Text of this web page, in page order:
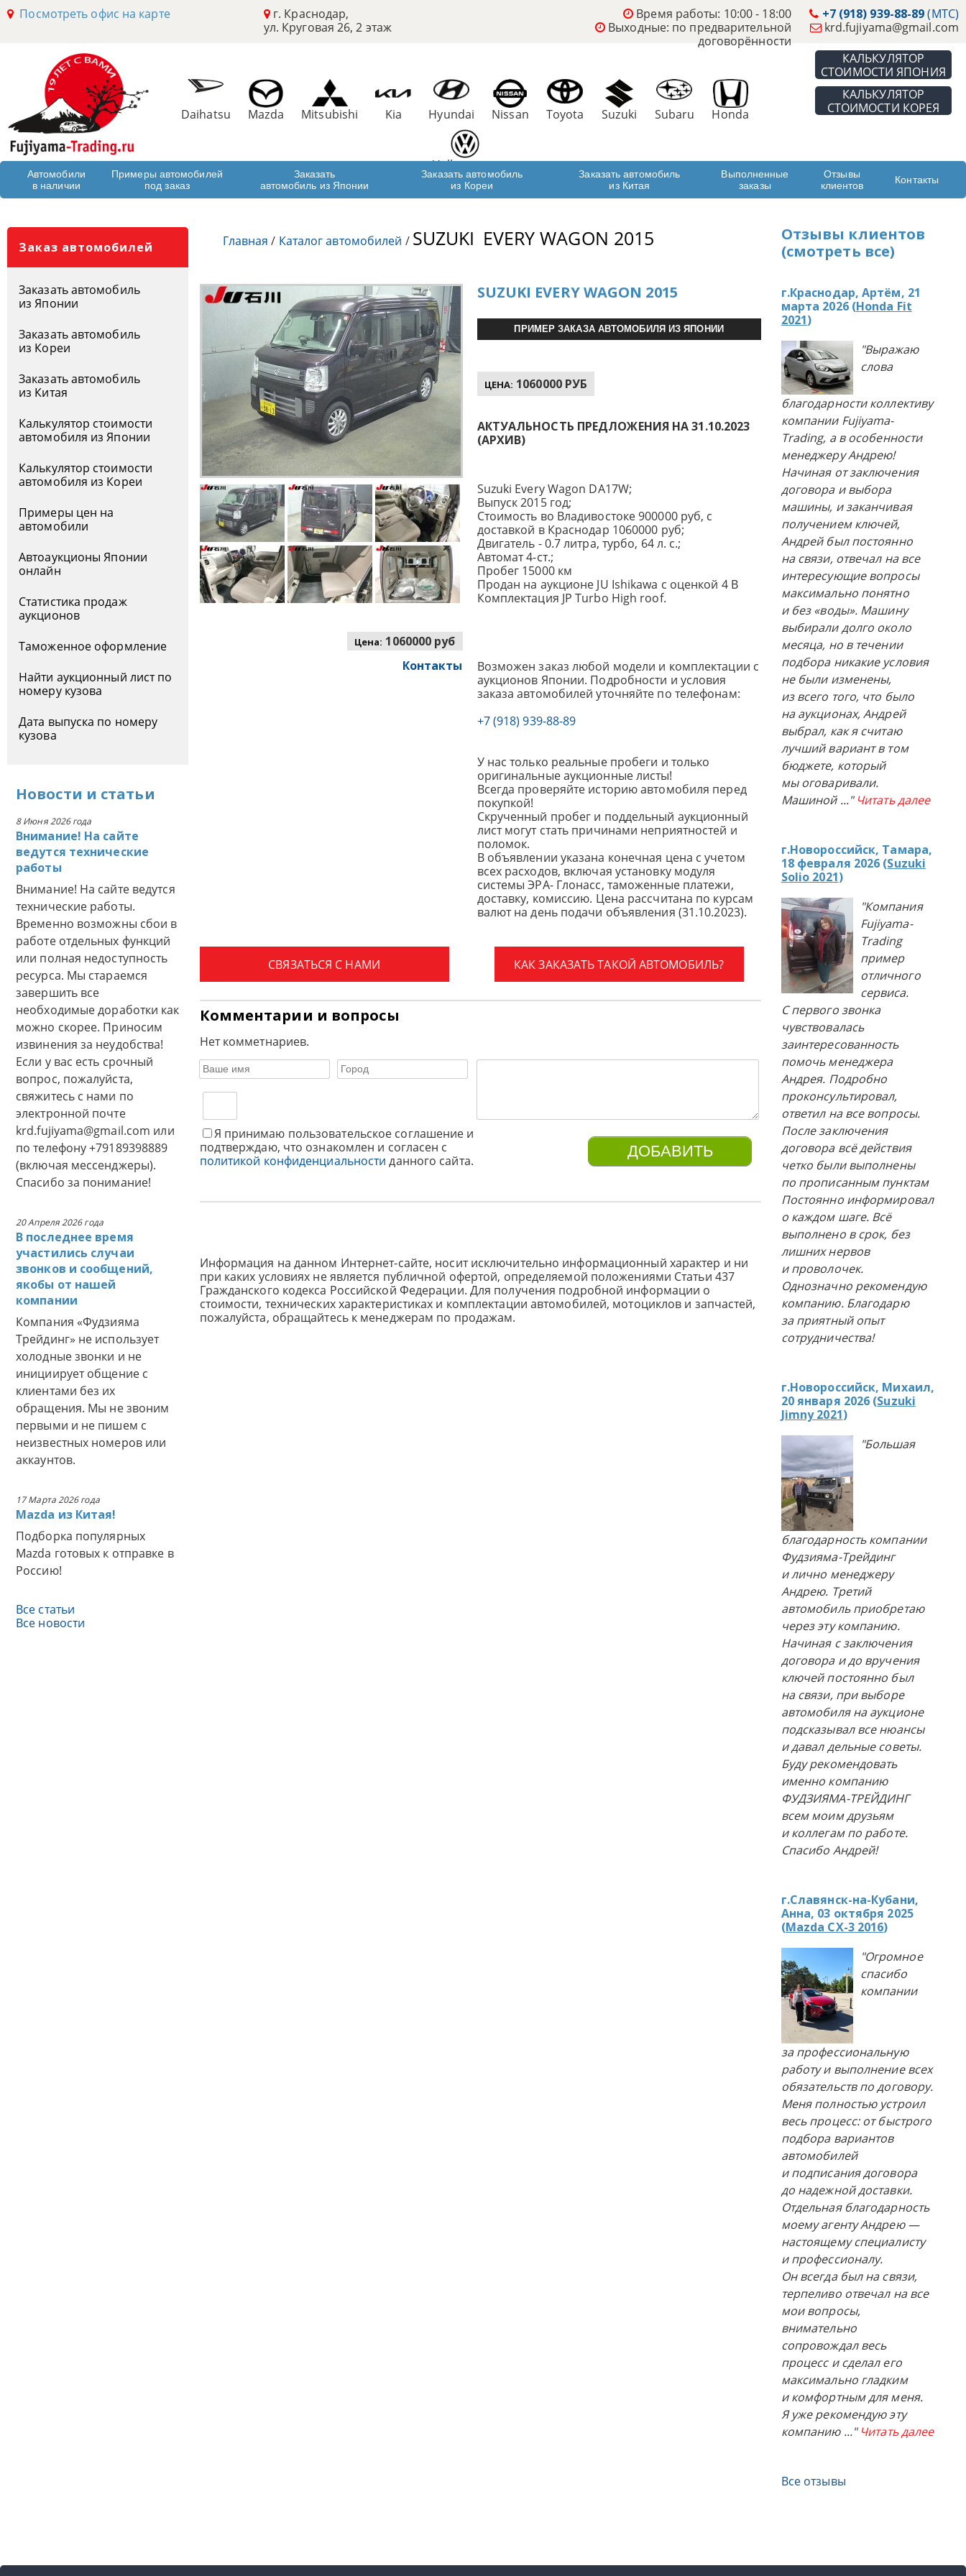
Посмотреть офис на карте
г. Краснодар,
ул. Круговая 26, 2 этаж
+7 (918) 939-88-89(МТС)
krd.fujiyama@gmail.com
Время работы: 10:00 - 18:00
Выходные: по предварительной
договорённости
КАЛЬКУЛЯТОР
СТОИМОСТИ ЯПОНИЯ
КАЛЬКУЛЯТОР
СТОИМОСТИ КОРЕЯ
Daihatsu Mazda Mitsubishi Kia Hyundai Nissan Toyota Suzuki Subaru Honda
Volkswagen
Автомобили
в наличии
Примеры автомобилей
под заказ
Заказать
автомобиль из Японии
Заказать автомобиль
из Кореи
Заказать автомобиль
из Китая
Выполненные
заказы
Отзывы
клиентов
Контакты
Заказ автомобилей
Заказать автомобиль
из Японии
Заказать автомобиль
из Кореи
Заказать автомобиль
из Китая
Калькулятор стоимости
автомобиля из Японии
Калькулятор стоимости
автомобиля из Кореи
Примеры цен на
автомобили
Автоаукционы Японии
онлайн
Статистика продаж
аукционов
Таможенное оформление
Найти аукционный лист по
номеру кузова
Дата выпуска по номеру
кузова
Новости и статьи
8 Июня 2026 года
Внимание! На сайте
ведутся технические
работы
Внимание! На сайте ведутся
технические работы.
Временно возможны сбои в
работе отдельных функций
или полная недоступность
ресурса. Мы стараемся
завершить все
необходимые доработки как
можно скорее. Приносим
извинения за неудобства!
Если у вас есть срочный
вопрос, пожалуйста,
свяжитесь с нами по
электронной почте
krd.fujiyama@gmail.com или
по телефону +79189398889
(включая мессенджеры).
Спасибо за понимание!
20 Апреля 2026 года
В последнее время
участились случаи
звонков и сообщений,
якобы от нашей
компании
Компания «Фудзияма
Трейдинг» не использует
холодные звонки и не
инициирует общение с
клиентами без их
обращения. Мы не звоним
первыми и не пишем с
неизвестных номеров или
аккаунтов.
17 Марта 2026 года
Mazda из Китая!
Подборка популярных
Mazda готовых к отправке в
Россию!
Все статьи
Все новости
Главная / Каталог автомобилей / SUZUKI EVERY WAGON 2015
Цена: 1060000 руб
Контакты
SUZUKI EVERY WAGON 2015
ПРИМЕР ЗАКАЗА АВТОМОБИЛЯ ИЗ ЯПОНИИ
ЦЕНА: 1060000 РУБ
АКТУАЛЬНОСТЬ ПРЕДЛОЖЕНИЯ НА 31.10.2023
(АРХИВ)
Suzuki Every Wagon DA17W;
Выпуск 2015 год;
Стоимость во Владивостоке 900000 руб, с
доставкой в Краснодар 1060000 руб;
Двигатель - 0.7 литра, турбо, 64 л. с.;
Автомат 4-ст.;
Пробег 15000 км
Продан на аукционе JU Ishikawa с оценкой 4 B
Комплектация JP Turbo High roof.
Возможен заказ любой модели и комплектации с
аукционов Японии. Подробности и условия
заказа автомобилей уточняйте по телефонам:
+7 (918) 939-88-89
У нас только реальные пробеги и только
оригинальные аукционные листы!
Всегда проверяйте историю автомобиля перед
покупкой!
Скрученный пробег и поддельный аукционный
лист могут стать причинами неприятностей и
поломок.
В объявлении указана конечная цена с учетом
всех расходов, включая установку модуля
системы ЭРА- Глонасс, таможенные платежи,
доставку, комиссию. Цена рассчитана по курсам
валют на день подачи объявления (31.10.2023).
КАК ЗАКАЗАТЬ ТАКОЙ АВТОМОБИЛЬ?
СВЯЗАТЬСЯ С НАМИ
Комментарии и вопросы
Нет комметнариев.
Я принимаю пользовательское соглашение и
подтверждаю, что ознакомлен и согласен с
политикой конфиденциальности данного сайта.
Информация на данном Интернет-сайте, носит исключительно информационный характер и ни
при каких условиях не является публичной офертой, определяемой положениями Статьи 437
Гражданского кодекса Российской Федерации. Для получения подробной информации о
стоимости, технических характеристиках и комплектации автомобилей, мотоциклов и запчастей,
пожалуйста, обращайтесь к менеджерам по продажам.
Отзывы клиентов
(смотреть все)
г.Краснодар, Артём, 21
марта 2026 (Honda Fit
2021)
"Выражаю
слова
благодарности коллективу
компании Fujiyama-
Trading, а в особенности
менеджеру Андрею!
Начиная от заключения
договора и выбора
машины, и заканчивая
получением ключей,
Андрей был постоянно
на связи, отвечал на все
интересующие вопросы
максимально понятно
и без «воды». Машину
выбирали долго около
месяца, но в течении
подбора никакие условия
не были изменены,
из всего того, что было
на аукционах, Андрей
выбрал, как я считаю
лучший вариант в том
бюджете, который
мы оговаривали.
Машиной ..." Читать далее
г.Новороссийск, Тамара,
18 февраля 2026 (Suzuki
Solio 2021)
"Компания
Fujiyama-
Trading
пример
отличного
сервиса.
С первого звонка
чувствовалась
заинтересованность
помочь менеджера
Андрея. Подробно
проконсультировал,
ответил на все вопросы.
После заключения
договора всё действия
четко были выполнены
по прописанным пунктам
Постоянно информировал
о каждом шаге. Всё
выполнено в срок, без
лишних нервов
и проволочек.
Однозначно рекомендую
компанию. Благодарю
за приятный опыт
сотрудничества!
г.Новороссийск, Михаил,
20 января 2026 (Suzuki
Jimny 2021)
"Большая
благодарность компании
Фудзияма-Трейдинг
и лично менеджеру
Андрею. Третий
автомобиль приобретаю
через эту компанию.
Начиная с заключения
договора и до вручения
ключей постоянно был
на связи, при выборе
автомобиля на аукционе
подсказывал все нюансы
и давал дельные советы.
Буду рекомендовать
именно компанию
ФУДЗИЯМА-ТРЕЙДИНГ
всем моим друзьям
и коллегам по работе.
Спасибо Андрей!
г.Славянск-на-Кубани,
Анна, 03 октября 2025
(Mazda CX-3 2016)
"Огромное
спасибо
компании
за профессиональную
работу и выполнение всех
обязательств по договору.
Меня полностью устроил
весь процесс: от быстрого
подбора вариантов
автомобилей
и подписания договора
до надежной доставки.
Отдельная благодарность
моему агенту Андрею —
настоящему специалисту
и профессионалу.
Он всегда был на связи,
терпеливо отвечал на все
мои вопросы,
внимательно
сопровождал весь
процесс и сделал его
максимально гладким
и комфортным для меня.
Я уже рекомендую эту
компанию ..." Читать далее
Все отзывы